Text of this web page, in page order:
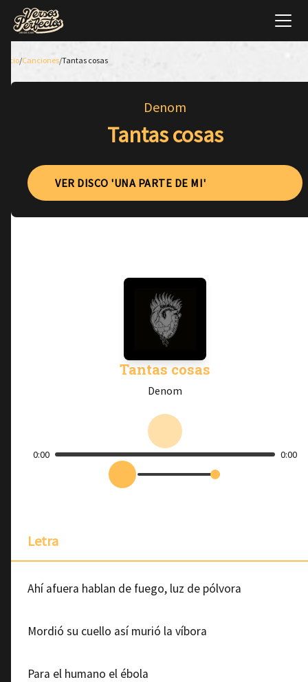
Inicio/Canciones/Tantas cosas
Denom
Tantas cosas
VER DISCO 'UNA PARTE DE MI'
Tantas cosas
Denom
0:00 0:00
Letra
Ahí afuera hablan de fuego, luz de pólvora
Mordió su cuello así murió la víbora
Para el humano el ébola